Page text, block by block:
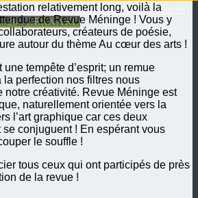
Poétiques / Revista de Artes Poéticos
: BERNARD
relativement long, voilà la
de Revue Méninge ! Vous y
créateurs de poésie,
autour du thème Au cœur des arts !
une tempête d’esprit; un remue
la perfection nos filtres nous
notre créativité. Revue Méninge est
naturellement orientée vers la
l’art graphique car ces deux
conjuguent ! En espérant vous
le souffle !
tous ceux qui ont participés de près
de la revue !